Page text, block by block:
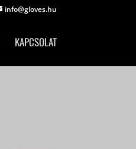
info@gloves.hu
KAPCSOLAT